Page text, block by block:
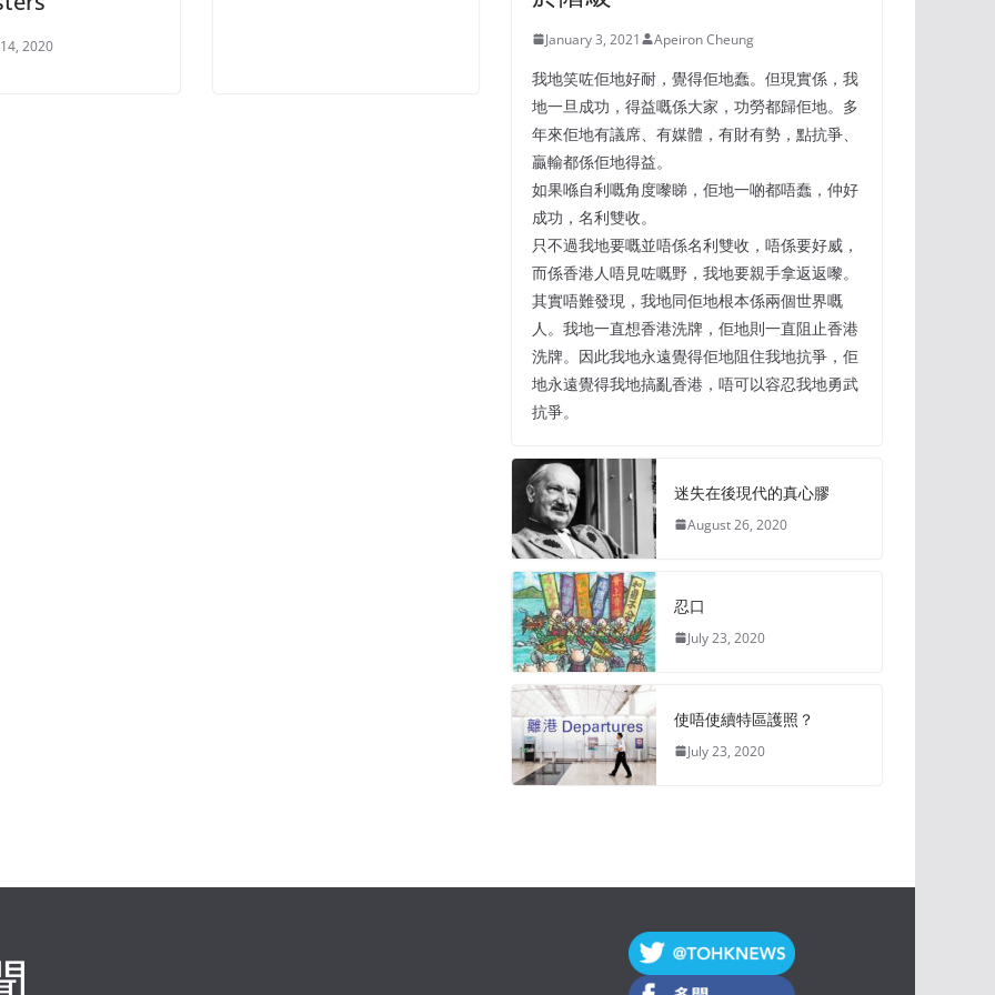
2020 January 3, 2021 Apeiron Cheung
我地笑咗佢地好耐，覺得佢地蠢。但現實係，我
地一旦成功，得益嘅係大家，功勞都歸佢地。多
年來佢地有議席、有媒體，有財有勢，點抗爭、
贏輸都係佢地得益。
如果喺自利嘅角度嚟睇，佢地一啲都唔蠢，仲好
成功，名利雙收。
只不過我地要嘅並唔係名利雙收，唔係要好威，
而係香港人唔見咗嘅野，我地要親手拿返返嚟。
其實唔難發現，我地同佢地根本係兩個世界嘅
人。我地一直想香港洗牌，佢地則一直阻止香港
洗牌。因此我地永遠覺得佢地阻住我地抗爭，佢
地永遠覺得我地搞亂香港，唔可以容忍我地勇武
抗爭。
迷失在後現代的真心膠
August 26, 2020
忍口
July 23, 2020
使唔使續特區護照？
July 23, 2020